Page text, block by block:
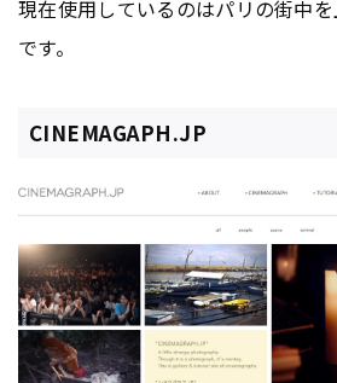
現在使用しているのはパリの街中
です。
CINEMAGAPH.JP